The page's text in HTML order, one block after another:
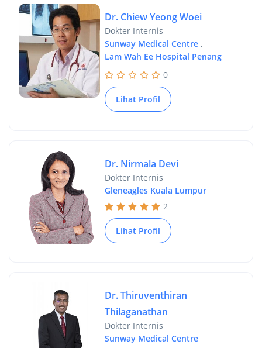
Dr. Chiew Yeong Woei
Dokter Internis
Sunway Medical Centre,
Lam Wah Ee Hospital Penang
0
Lihat Profil
Dr. Nirmala Devi
Dokter Internis
Gleneagles Kuala Lumpur
2
Lihat Profil
Dr. Thiruventhiran
Thilaganathan
Dokter Internis
Sunway Medical Centre